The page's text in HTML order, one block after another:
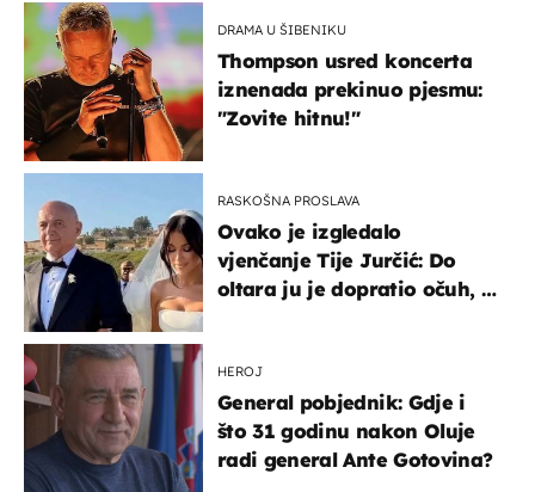
DRAMA U ŠIBENIKU
Thompson usred koncerta
iznenada prekinuo pjesmu:
"Zovite hitnu!"
RASKOŠNA PROSLAVA
Ovako je izgledalo
vjenčanje Tije Jurčić: Do
oltara ju je dopratio očuh, a
HEROJ
General pobjednik: Gdje i
što 31 godinu nakon Oluje
radi general Ante Gotovina?